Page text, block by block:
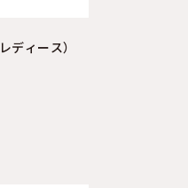
ディース）